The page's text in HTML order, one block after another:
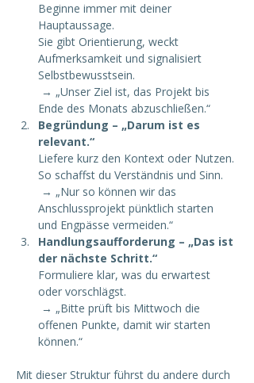
Beginne immer mit deiner
Hauptaussage.
Sie gibt Orientierung, weckt
Aufmerksamkeit und signalisiert
Selbstbewusstsein.
Ende des Monats abzuschließen.“
Begründung – „Darum ist es
relevant.“
Liefere kurz den Kontext oder Nutzen.
So schaffst du Verständnis und Sinn.
Anschlussprojekt pünktlich starten
und Engpässe vermeiden.“
Handlungsaufforderung – „Das ist
der nächste Schritt.“
Formuliere klar, was du erwartest
oder vorschlägst.
offenen Punkte, damit wir starten
können.“
Mit dieser Struktur führst du andere durch